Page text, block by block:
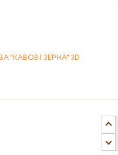
"КАВОВІ ЗЕРНА" 3D